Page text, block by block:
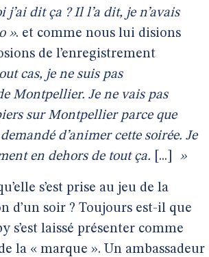
j’ai dit ça ? Il l’a dit, je n’avais
». et comme nous lui disions
de l’enregistrement
cas, je ne suis pas
Montpellier. Je ne vais pas
sur Montpellier parce que
d’animer cette soirée. Je
en dehors de tout ça. [...] »
s’est prise au jeu de la
d’un soir ? Toujours est-il que
s’est laissé présenter comme
la « marque ». Un ambassadeur